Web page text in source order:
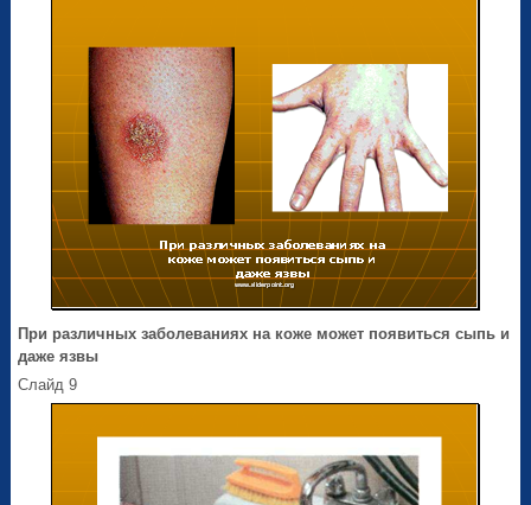
При различных заболеваниях на коже может появиться сыпь и
даже язвы
Слайд 9